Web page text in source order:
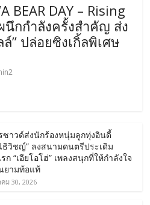
BEAR DAY – Rising
นึกกำลังครั้งสำคัญ ส่ง
” ปล่อยซิงเกิ้ลพิเศษ
ซาวด์ส่งนักร้องหนุ่มลูกทุ่งอินดี้
ธิวิชญ์” ลงสนามดนตรีประเดิม
ก “เอียโอโฮ่” เพลงสนุกที่ให้กำลังใจ
ยามท้อแท้
ม 30, 2026